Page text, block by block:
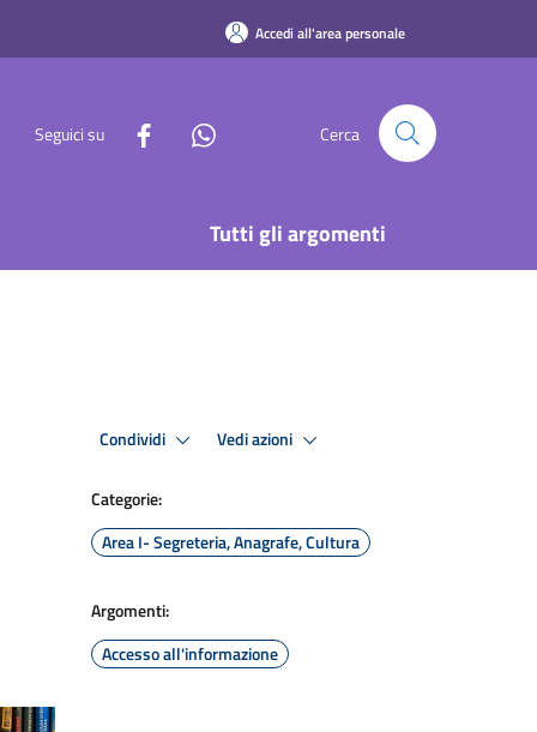
Accedi all'area personale
Seguici su Cerca
Tutti gli argomenti
Condividi Vedi azioni
Categorie:
Area I- Segreteria, Anagrafe, Cultura
Argomenti:
Accesso all'informazione